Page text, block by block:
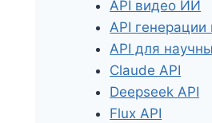
API видео ИИ
API
API для
Claude API
Deepseek API
Flux API